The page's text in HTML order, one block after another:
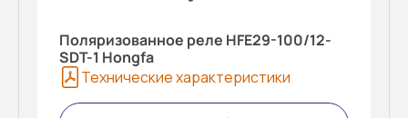
Поляризованное реле HFE29-100/12-
SDT-1 Hongfa
Технические характеристики